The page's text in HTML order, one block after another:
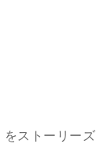
をストーリーズ